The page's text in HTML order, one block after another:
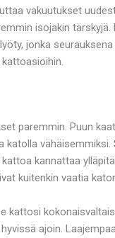
vakuutukset
isojakin
jonka
paremmin. Puun
kannattaa
kuitenkin vaatia
ajoin.